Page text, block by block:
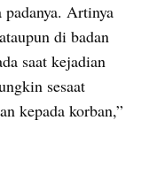
Artinya
di badan
saat kejadian
sesaat
kepada korban,”